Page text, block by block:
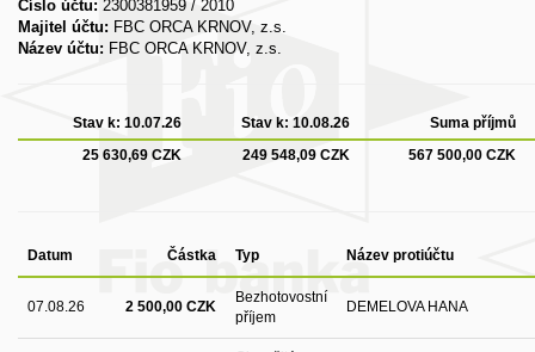
Číslo účtu: 2300381959 / 2010
Majitel účtu: FBC ORCA KRNOV, z.s.
Název účtu: FBC ORCA KRNOV, z.s.
Stav k: 10.07.26 Stav k: 10.08.26
Suma příjmů
25 630,69 CZK
249 548,09 CZK 567 500,00 CZK
Datum Částka Typ Název protiúčtu
07.08.26 2 500,00 CZK
Bezhotovostní
příjem
DEMELOVA HANA